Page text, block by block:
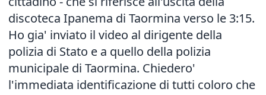
discoteca Ipanema di Taormina verso le 3:15.
Ho gia' inviato il video al dirigente della
polizia di Stato e a quello della polizia
municipale di Taormina. Chiedero'
l'immediata identificazione di tutti coloro che